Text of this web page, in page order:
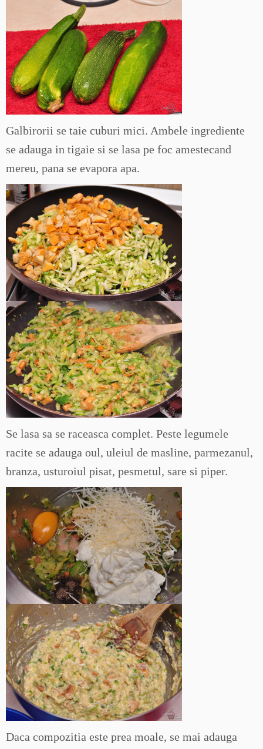
Galbirorii se taie cuburi mici. Ambele ingrediente
se adauga in tigaie si se lasa pe foc amestecand
mereu, pana se evapora apa.
Se lasa sa se raceasca complet. Peste legumele
racite se adauga oul, uleiul de masline, parmezanul,
branza, usturoiul pisat, pesmetul, sare si piper.
Daca compozitia este prea moale, se mai adauga